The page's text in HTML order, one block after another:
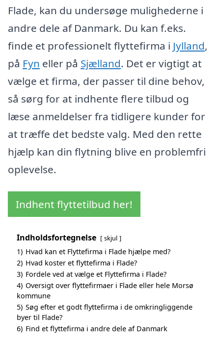
Flade, kan du undersøge mulighederne i
andre dele af Danmark. Du kan f.eks.
finde et professionelt flyttefirma i Jylland,
på Fyn eller på Sjælland. Det er vigtigt at
vælge et firma, der passer til dine behov,
så sørg for at indhente flere tilbud og
læse anmeldelser fra tidligere kunder for
at træffe det bedste valg. Med den rette
hjælp kan din flytning blive en problemfri
oplevelse.
Indhent flyttetilbud her!
Indholdsfortegnelse skjul
1) Hvad kan et Flyttefirma i Flade hjælpe med?
2) Hvad koster et flyttefirma i Flade?
3) Fordele ved at vælge et Flyttefirma i Flade?
4) Oversigt over flyttefirmaer i Flade eller hele Morsø
kommune
5) Søg efter et godt flyttefirma i de omkringliggende
byer til Flade?
6) Find et flyttefirma i andre dele af Danmark